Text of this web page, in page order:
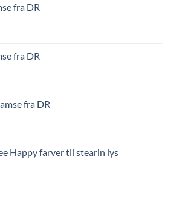
fra DR
fra DR
fra DR
Happy farver til stearin lys